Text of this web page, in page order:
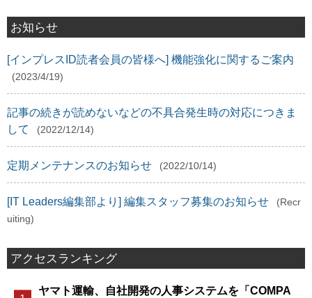
お知らせ
[インプレスID読者会員の皆様へ] 機能強化に関するご案内
(2023/4/19)
記事の続きが読めないなどの不具合発生時の対応につきま
して
(2022/12/14)
定期メンテナンスのお知らせ (2022/10/14)
[IT Leaders編集部より] 編集スタッフ募集のお知らせ
(Recr
uiting)
アクセスランキング
ヤマト運輸、自社開発の人事システムを「COMPA